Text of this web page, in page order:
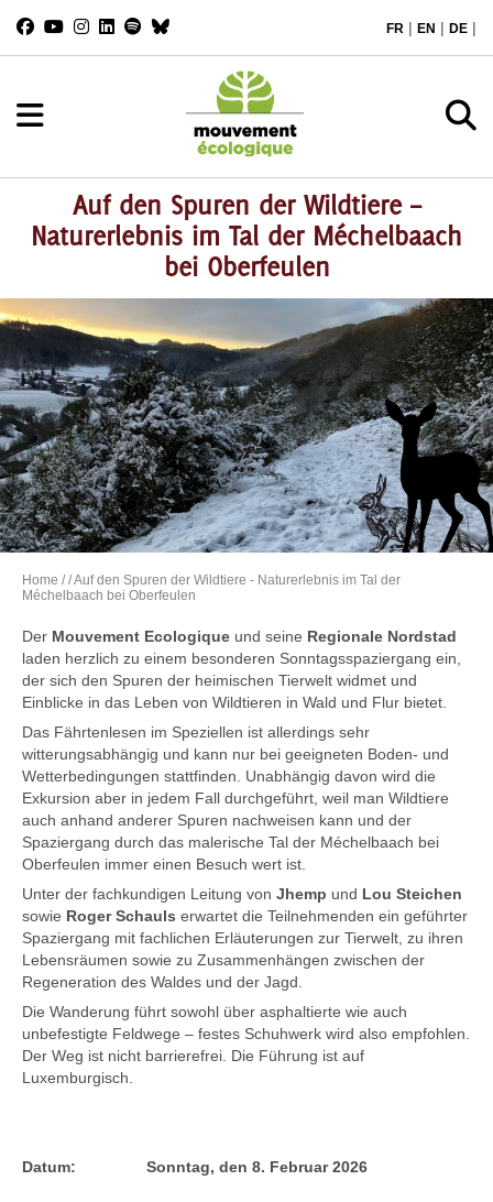
FR | EN | DE |
Auf den Spuren der Wildtiere –
Naturerlebnis im Tal der Méchelbaach
bei Oberfeulen
Home // Auf den Spuren der Wildtiere - Naturerlebnis im Tal der
Méchelbaach bei Oberfeulen
Der Mouvement Ecologique und seine Regionale Nordstad
laden herzlich zu einem besonderen Sonntagsspaziergang ein,
der sich den Spuren der heimischen Tierwelt widmet und
Einblicke in das Leben von Wildtieren in Wald und Flur bietet.
Das Fährtenlesen im Speziellen ist allerdings sehr
witterungsabhängig und kann nur bei geeigneten Boden- und
Wetterbedingungen stattfinden. Unabhängig davon wird die
Exkursion aber in jedem Fall durchgeführt, weil man Wildtiere
auch anhand anderer Spuren nachweisen kann und der
Spaziergang durch das malerische Tal der Méchelbaach bei
Oberfeulen immer einen Besuch wert ist.
Unter der fachkundigen Leitung von Jhemp und Lou Steichen
sowie Roger Schauls erwartet die Teilnehmenden ein geführter
Spaziergang mit fachlichen Erläuterungen zur Tierwelt, zu ihren
Lebensräumen sowie zu Zusammenhängen zwischen der
Regeneration des Waldes und der Jagd.
Die Wanderung führt sowohl über asphaltierte wie auch
unbefestigte Feldwege – festes Schuhwerk wird also empfohlen.
Der Weg ist nicht barrierefrei. Die Führung ist auf
Luxemburgisch.
Datum: Sonntag, den 8. Februar 2026